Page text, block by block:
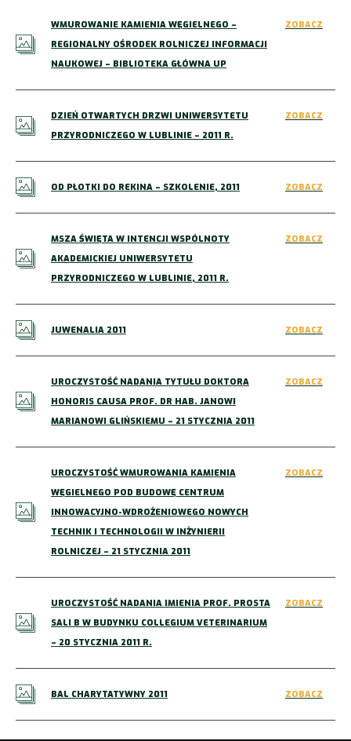
WMUROWANIE KAMIENIA WĘGIELNEGO –
REGIONALNY OŚRODEK ROLNICZEJ INFORMACJI
NAUKOWEJ – BIBLIOTEKA GŁÓWNA UP
ZOBACZ
DZIEŃ OTWARTYCH DRZWI UNIWERSYTETU
PRZYRODNICZEGO W LUBLINIE – 2011 R.
ZOBACZ
OD PŁOTKI DO REKINA – SZKOLENIE, 2011 ZOBACZ
MSZA ŚWIĘTA W INTENCJI WSPÓLNOTY
AKADEMICKIEJ UNIWERSYTETU
PRZYRODNICZEGO W LUBLINIE, 2011 R.
ZOBACZ
JUWENALIA 2011 ZOBACZ
UROCZYSTOŚĆ NADANIA TYTUŁU DOKTORA
HONORIS CAUSA PROF. DR HAB. JANOWI
MARIANOWI GLIŃSKIEMU – 21 STYCZNIA 2011
ZOBACZ
UROCZYSTOŚĆ WMUROWANIA KAMIENIA
WĘGIELNEGO POD BUDOWĘ CENTRUM
INNOWACYJNO-WDROŻENIOWEGO NOWYCH
TECHNIK I TECHNOLOGII W INŻYNIERII
ROLNICZEJ – 21 STYCZNIA 2011
ZOBACZ
UROCZYSTOŚĆ NADANIA IMIENIA PROF. PROSTA
SALI B W BUDYNKU COLLEGIUM VETERINARIUM
– 20 STYCZNIA 2011 R.
ZOBACZ
BAL CHARYTATYWNY 2011 ZOBACZ